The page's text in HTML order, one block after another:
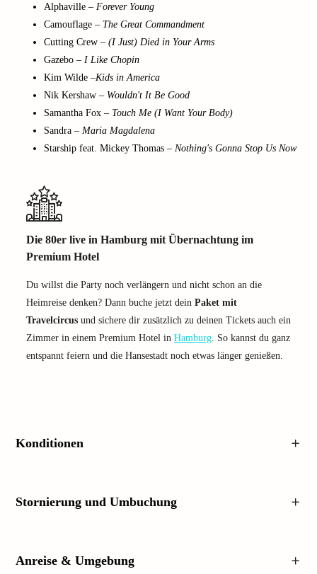
Alphaville – Forever Young
Camouflage – The Great Commandment
Cutting Crew – (I Just) Died in Your Arms
Gazebo – I Like Chopin
Kim Wilde –Kids in America
Nik Kershaw – Wouldn't It Be Good
Samantha Fox – Touch Me (I Want Your Body)
Sandra – Maria Magdalena
Starship feat. Mickey Thomas – Nothing's Gonna Stop Us Now
Die 80er live in Hamburg mit Übernachtung im
Premium Hotel
Du willst die Party noch verlängern und nicht schon an die
Heimreise denken? Dann buche jetzt dein Paket mit
Travelcircus und sichere dir zusätzlich zu deinen Tickets auch ein
Zimmer in einem Premium Hotel in Hamburg. So kannst du ganz
entspannt feiern und die Hansestadt noch etwas länger genießen.
Konditionen
Stornierung und Umbuchung
Anreise & Umgebung